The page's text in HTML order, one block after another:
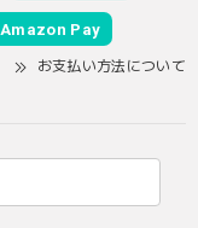
Amazon Pay
お支払い方法について